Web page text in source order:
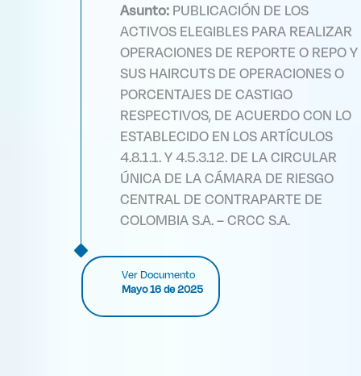
Asunto: PUBLICACIÓN DE LOS
ACTIVOS ELEGIBLES PARA REALIZAR
OPERACIONES DE REPORTE O REPO Y
SUS HAIRCUTS DE OPERACIONES O
PORCENTAJES DE CASTIGO
RESPECTIVOS, DE ACUERDO CON LO
ESTABLECIDO EN LOS ARTÍCULOS
4.8.1.1. Y 4.5.3.12. DE LA CIRCULAR
ÚNICA DE LA CÁMARA DE RIESGO
CENTRAL DE CONTRAPARTE DE
COLOMBIA S.A. – CRCC S.A.
Ver Documento
Mayo 16 de 2025